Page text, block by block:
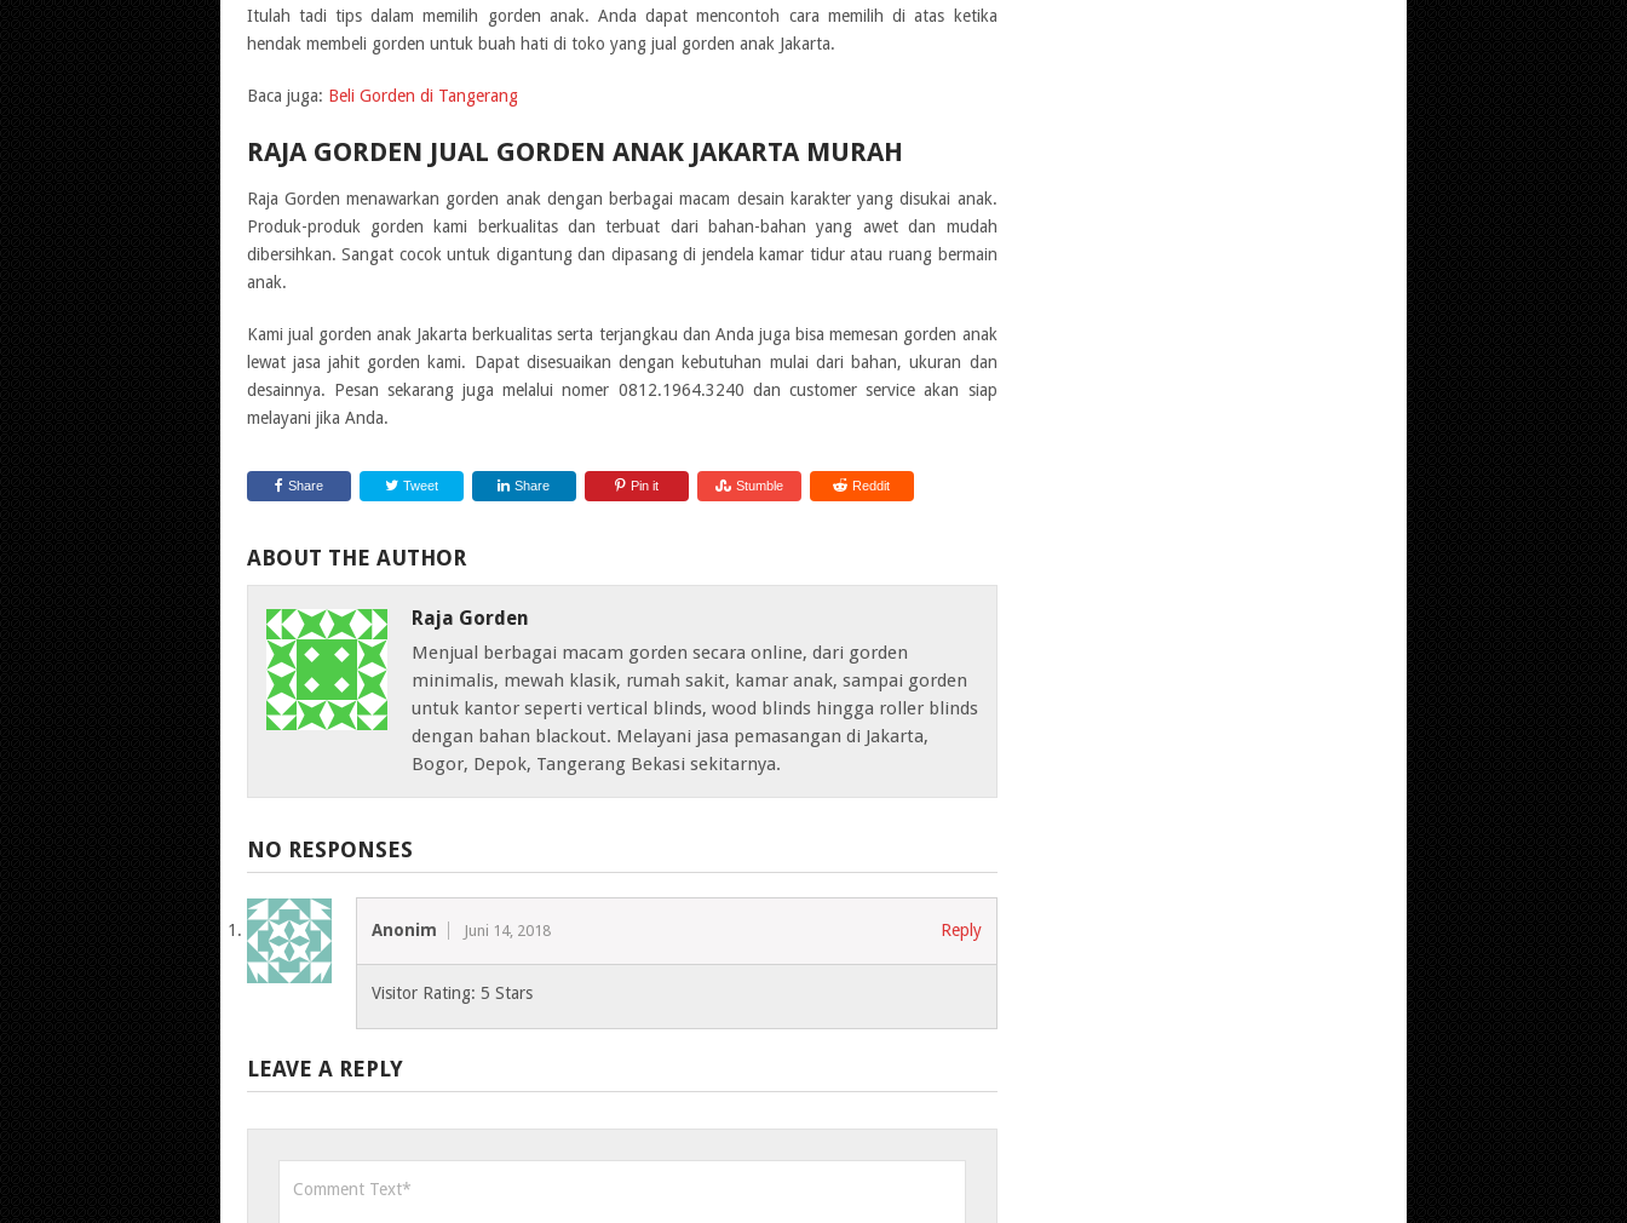
Itulah tadi tips dalam memilih gorden anak. Anda dapat mencontoh cara memilih di atas ketika
hendak membeli gorden untuk buah hati di toko yang jual gorden anak Jakarta.
Baca juga: Beli Gorden di Tangerang
RAJA GORDEN JUAL GORDEN ANAK JAKARTA MURAH
Raja Gorden menawarkan gorden anak dengan berbagai macam desain karakter yang disukai anak.
Produk-produk gorden kami berkualitas dan terbuat dari bahan-bahan yang awet dan mudah
dibersihkan. Sangat cocok untuk digantung dan dipasang di jendela kamar tidur atau ruang bermain
anak.
Kami jual gorden anak Jakarta berkualitas serta terjangkau dan Anda juga bisa memesan gorden anak
lewat jasa jahit gorden kami. Dapat disesuaikan dengan kebutuhan mulai dari bahan, ukuran dan
desainnya. Pesan sekarang juga melalui nomer 0812.1964.3240 dan customer service akan siap
melayani jika Anda.
Share Tweet Share Pin it Stumble Reddit
ABOUT THE AUTHOR
Raja Gorden
Menjual berbagai macam gorden secara online, dari gorden
minimalis, mewah klasik, rumah sakit, kamar anak, sampai gorden
untuk kantor seperti vertical blinds, wood blinds hingga roller blinds
dengan bahan blackout. Melayani jasa pemasangan di Jakarta,
Bogor, Depok, Tangerang Bekasi sekitarnya.
NO RESPONSES
Anonim Juni 14, 2018 Reply
Visitor Rating: 5 Stars
LEAVE A REPLY